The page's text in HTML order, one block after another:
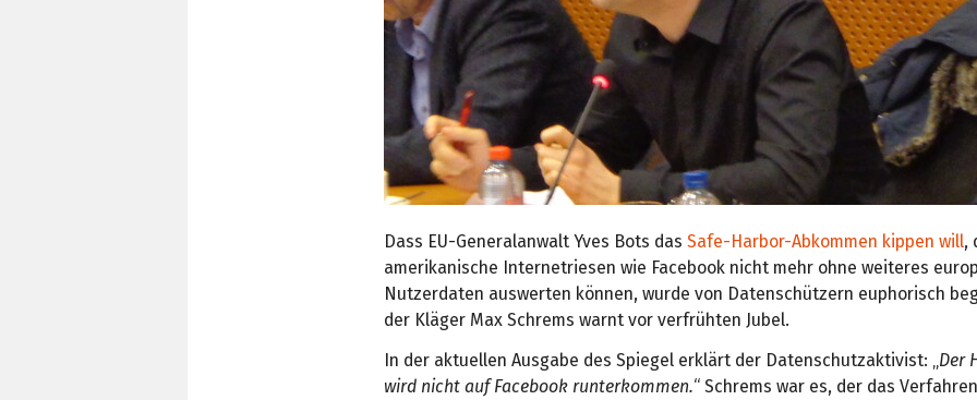
Dass EU-Generalanwalt Yves Bots das Safe-Harbor-Abkommen kippen will,
amerikanische Internetriesen wie Facebook nicht mehr ohne weiteres
Nutzerdaten auswerten können, wurde von Datenschützern euphorisch
der Kläger Max Schrems warnt vor verfrühten Jubel.
In der aktuellen Ausgabe des Spiegel erklärt der Datenschutzaktivist: „Der
wird nicht auf Facebook runterkommen.“ Schrems war es, der das